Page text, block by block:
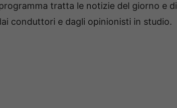
tratta le notizie del giorno e di
conduttori e dagli opinionisti in studio.